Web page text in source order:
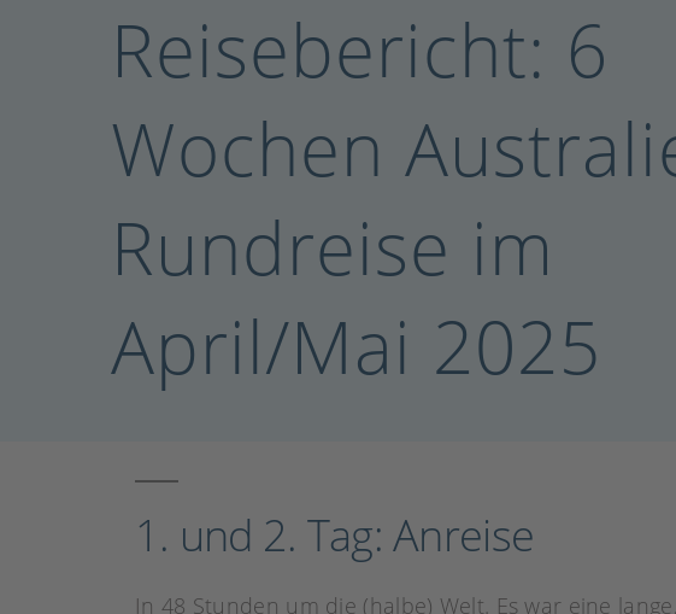
Reisebericht: 6
Wochen
Rundreise im
April/Mai 2025
1. und 2. Tag: Anreise
In 48 Stunden um die (halbe) Welt. Es war eine